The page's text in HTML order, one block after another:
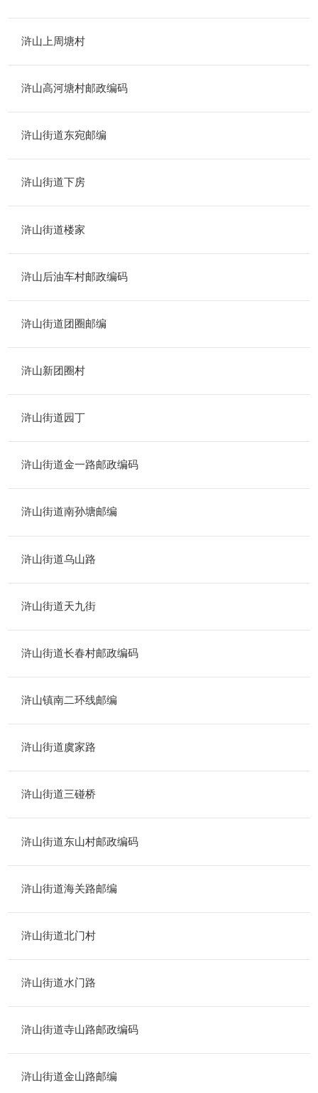
浒山上周塘村
浒山高河塘村邮政编码
浒山街道东宛邮编
浒山街道下房
浒山街道楼家
浒山后油车村邮政编码
浒山街道团圈邮编
浒山新团圈村
浒山街道园丁
浒山街道金一路邮政编码
浒山街道南孙塘邮编
浒山街道乌山路
浒山街道天九街
浒山街道长春村邮政编码
浒山镇南二环线邮编
浒山街道虞家路
浒山街道三碰桥
浒山街道东山村邮政编码
浒山街道海关路邮编
浒山街道北门村
浒山街道水门路
浒山街道寺山路邮政编码
浒山街道金山路邮编